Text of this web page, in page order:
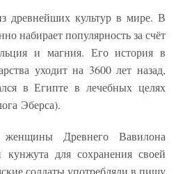
древнейших культур в мире. В
набирает популярность за счёт
и магния. Его история в
уходит на 3600 лет назад,
в Египте в лечебных целях
Эберса).
женщины Древнего Вавилона
для сохранения своей